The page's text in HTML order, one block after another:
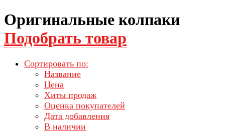
Оригинальные колпаки
Подобрать товар
Сортировать по:
Название
Цена
Хиты продаж
Оценка покупателей
Дата добавления
В наличии